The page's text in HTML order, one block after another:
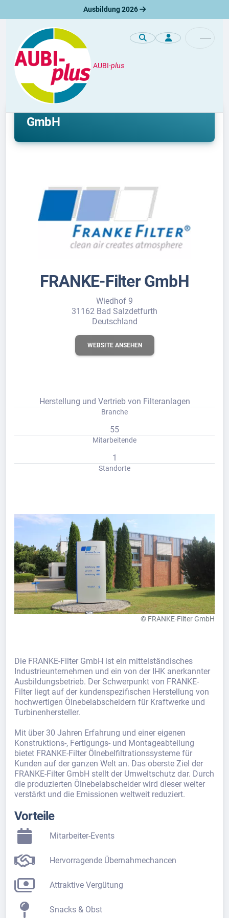
Ausbildung 2026
AUBI-plus
Unternehmen
Ausbildung bei FRANKE-Filter
GmbH
FRANKE-Filter GmbH
Wiedhof 9
31162 Bad Salzdetfurth
Deutschland
WEBSITE ANSEHEN
Herstellung und Vertrieb von Filteranlagen
Branche
55
Mitarbeitende
1
Standorte
© FRANKE-Filter GmbH
Die FRANKE-Filter GmbH ist ein mittelständisches
Industrieunternehmen und ein von der IHK anerkannter
Ausbildungsbetrieb. Der Schwerpunkt von FRANKE-
Filter liegt auf der kundenspezifischen Herstellung von
hochwertigen Ölnebelabscheidern für Kraftwerke und
Turbinenhersteller.
Mit über 30 Jahren Erfahrung und einer eigenen
Konstruktions-, Fertigungs- und Montageabteilung
bietet FRANKE-Filter Ölnebelfiltrationssysteme für
Kunden auf der ganzen Welt an. Das oberste Ziel der
FRANKE-Filter GmbH stellt der Umweltschutz dar. Durch
die produzierten Ölnebelabscheider wird dieser weiter
verstärkt und die Emissionen weltweit reduziert.
Vorteile
Mitarbeiter-Events
Hervorragende Übernahmechancen
Attraktive Vergütung
Snacks & Obst